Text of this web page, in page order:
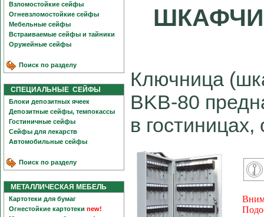
Взломостойкие сейфы
Огневзломостойкие сейфы
Мебельные сейфы
Встраиваемые сейфы и тайники
Оружейные сейфы
Поиск по разделу
СПЕЦИАЛЬНЫЕ СЕЙФЫ
Блоки депозитных ячеек
Депозитные сейфы, темпокассы
Гостиничные сейфы
Сейфы для лекарств
Автомобильные сейфы
Поиск по разделу
МЕТАЛЛИЧЕСКАЯ МЕБЕЛЬ
Картотеки для бумаг
Огнестойкие картотеки new!
Ключница
BKB-80
в